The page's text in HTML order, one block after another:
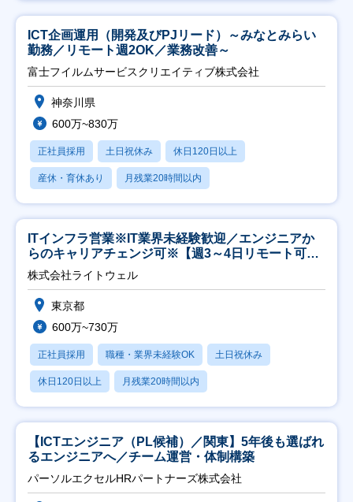
ICT企画運用（開発及びPJリード）～みなとみらい
勤務／リモート週2OK／業務改善～
富士フイルムサービスクリエイティブ株式会社
神奈川県
600万~830万
正社員採用 土日祝休み 休日120日以上
産休・育休あり 月残業20時間以内
ITインフラ営業※IT業界未経験歓迎／エンジニアか
らのキャリアチェンジ可※【週3～4日リモート可
能】
株式会社ライトウェル
東京都
600万~730万
正社員採用 職種・業界未経験OK 土日祝休み
休日120日以上 月残業20時間以内
【ICTエンジニア（PL候補）／関東】5年後も選ばれ
るエンジニアへ／チーム運営・体制構築
パーソルエクセルHRパートナーズ株式会社